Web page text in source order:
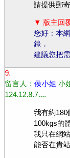
請提供郵
▼ 版主回
您好：本
錄，
建議您把
9.
留言人： 侯小姐 小
124.12.8.7....
我有約180
100kgs的
我只在網
能否在貴